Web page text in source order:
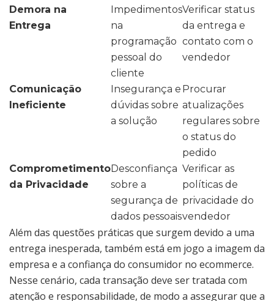
Demora na
Entrega
Impedimentos
na
programação
pessoal do
cliente
Verificar status
da entrega e
contato com o
vendedor
Comunicação
Ineficiente
Insegurança e
dúvidas sobre
a solução
Procurar
atualizações
regulares sobre
o status do
pedido
Comprometimento
da Privacidade
Desconfiança
sobre a
segurança de
dados pessoais
Verificar as
políticas de
privacidade do
vendedor
Além das questões práticas que surgem devido a uma
entrega inesperada, também está em jogo a imagem da
empresa e a confiança do consumidor no ecommerce.
Nesse cenário, cada transação deve ser tratada com
atenção e responsabilidade, de modo a assegurar que a